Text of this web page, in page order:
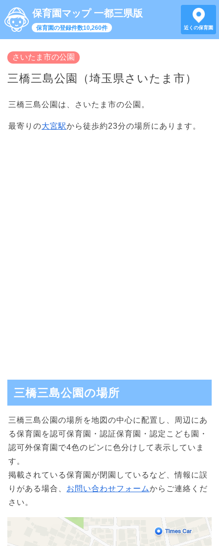
保育園マップ 一都三県版
保育園の登録件数10,260件 近くの保育園
さいたま市の公園
三橋三島公園（埼玉県さいたま市）
三橋三島公園は、さいたま市の公園。
最寄りの大宮駅から徒歩約23分の場所にあります。
三橋三島公園の場所
三橋三島公園の場所を地図の中心に配置し、周辺にあ
る保育園を認可保育園・認証保育園・認定こども園・
認可外保育園で4色のピンに色分けして表示していま
す。
掲載されている保育園が閉園しているなど、情報に誤
りがある場合、 お問い合わせフォームからご連絡くだ
さい。